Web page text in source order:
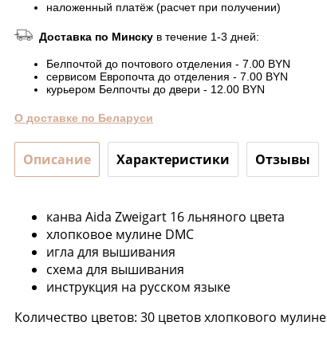
наложенный платёж (расчет при получении)
Доставка по Минску в течение 1-3 дней:
Белпочтой до почтового отделения - 7.00 BYN
сервисом Европочта до отделения - 7.00 BYN
курьером Белпочты до двери - 12.00 BYN
О доставке по Беларуси
Описание Характеристики Отзывы
канва Aida Zweigart 16 льняного цвета
хлопковое мулине DMC
игла для вышивания
схема для вышивания
инструкция на русском языке
Количество цветов: 30 цветов хлопкового мулине